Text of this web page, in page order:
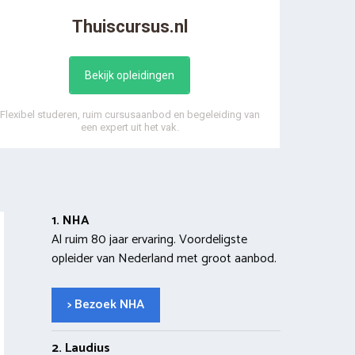
Thuiscursus.nl
Bekijk opleidingen
Flexibel studeren, ruim cursusaanbod en begeleiding van
een expert uit het vak.
1. NHA
Al ruim 80 jaar ervaring. Voordeligste
opleider van Nederland met groot aanbod.
> Bezoek NHA
2. Laudius